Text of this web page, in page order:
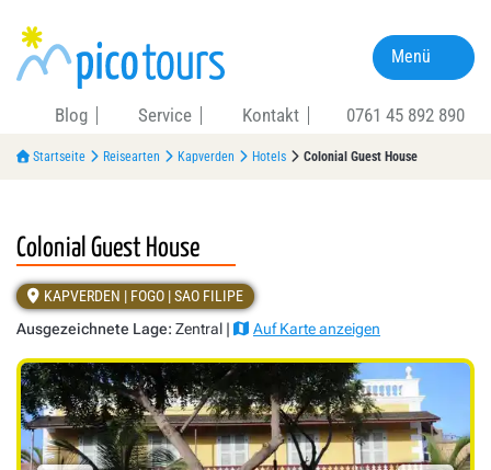
Blog Service Kontakt 0761 45 892 890
Menü
Startseite Reisearten Kapverden Hotels Colonial Guest House
Colonial Guest House
KAPVERDEN | FOGO | SAO FILIPE
Ausgezeichnete Lage: Zentral | Auf Karte anzeigen